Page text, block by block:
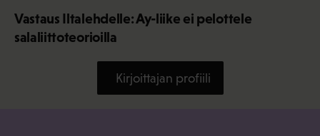
Vastaus Iltalehdelle: Ay-liike ei pelottele
salaliittoteorioilla
Kirjoittajan profiili